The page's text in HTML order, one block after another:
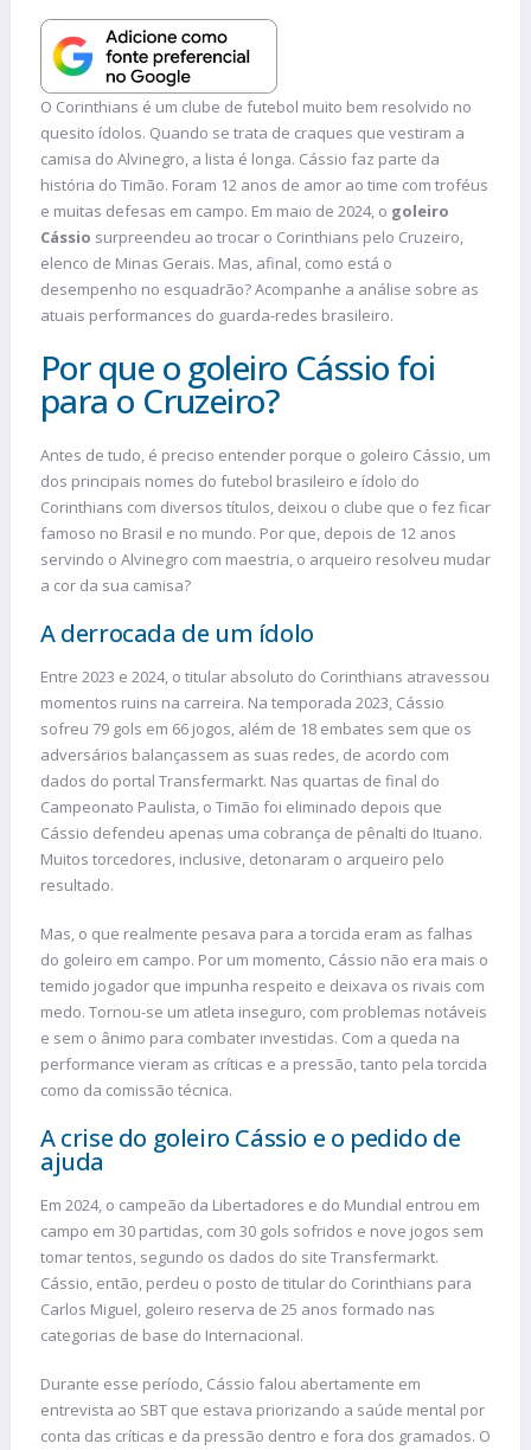
O Corinthians é um clube de futebol muito bem resolvido no
quesito ídolos. Quando se trata de craques que vestiram a
camisa do Alvinegro, a lista é longa. Cássio faz parte da
história do Timão. Foram 12 anos de amor ao time com troféus
e muitas defesas em campo. Em maio de 2024, o goleiro
Cássio surpreendeu ao trocar o Corinthians pelo Cruzeiro,
elenco de Minas Gerais. Mas, afinal, como está o
desempenho no esquadrão? Acompanhe a análise sobre as
atuais performances do guarda-redes brasileiro.
Por que o goleiro Cássio foi
para o Cruzeiro?
Antes de tudo, é preciso entender porque o goleiro Cássio, um
dos principais nomes do futebol brasileiro e ídolo do
Corinthians com diversos títulos, deixou o clube que o fez ficar
famoso no Brasil e no mundo. Por que, depois de 12 anos
servindo o Alvinegro com maestria, o arqueiro resolveu mudar
a cor da sua camisa?
A derrocada de um ídolo
Entre 2023 e 2024, o titular absoluto do Corinthians atravessou
momentos ruins na carreira. Na temporada 2023, Cássio
sofreu 79 gols em 66 jogos, além de 18 embates sem que os
adversários balançassem as suas redes, de acordo com
dados do portal Transfermarkt. Nas quartas de final do
Campeonato Paulista, o Timão foi eliminado depois que
Cássio defendeu apenas uma cobrança de pênalti do Ituano.
Muitos torcedores, inclusive, detonaram o arqueiro pelo
resultado.
Mas, o que realmente pesava para a torcida eram as falhas
do goleiro em campo. Por um momento, Cássio não era mais o
temido jogador que impunha respeito e deixava os rivais com
medo. Tornou-se um atleta inseguro, com problemas notáveis
e sem o ânimo para combater investidas. Com a queda na
performance vieram as críticas e a pressão, tanto pela torcida
como da comissão técnica.
A crise do goleiro Cássio e o pedido de
ajuda
Em 2024, o campeão da Libertadores e do Mundial entrou em
campo em 30 partidas, com 30 gols sofridos e nove jogos sem
tomar tentos, segundo os dados do site Transfermarkt.
Cássio, então, perdeu o posto de titular do Corinthians para
Carlos Miguel, goleiro reserva de 25 anos formado nas
categorias de base do Internacional.
Durante esse período, Cássio falou abertamente em
entrevista ao SBT que estava priorizando a saúde mental por
conta das críticas e da pressão dentro e fora dos gramados. O